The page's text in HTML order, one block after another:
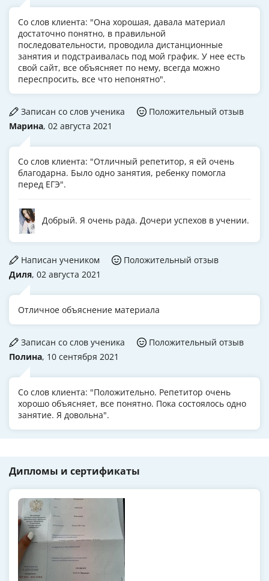
Со слов клиента: "Она хорошая, давала материал
достаточно понятно, в правильной
последовательности, проводила дистанционные
занятия и подстраивалась под мой график. У нее есть
свой сайт, все объясняет по нему, всегда можно
переспросить, все что непонятно".
Марина, 02 августа 2021
Записан со слов ученика Положительный отзыв
Со слов клиента: "Отличный репетитор, я ей очень
благодарна. Было одно занятия, ребенку помогла
перед ЕГЭ".
Добрый. Я очень рада. Дочери успехов в учении.
Диля, 02 августа 2021
Написан учеником Положительный отзыв
Отличное объяснение материала
Полина, 10 сентября 2021
Записан со слов ученика Положительный отзыв
Со слов клиента: "Положительно. Репетитор очень
хорошо объясняет, все понятно. Пока состоялось одно
занятие. Я довольна".
Дипломы и сертификаты